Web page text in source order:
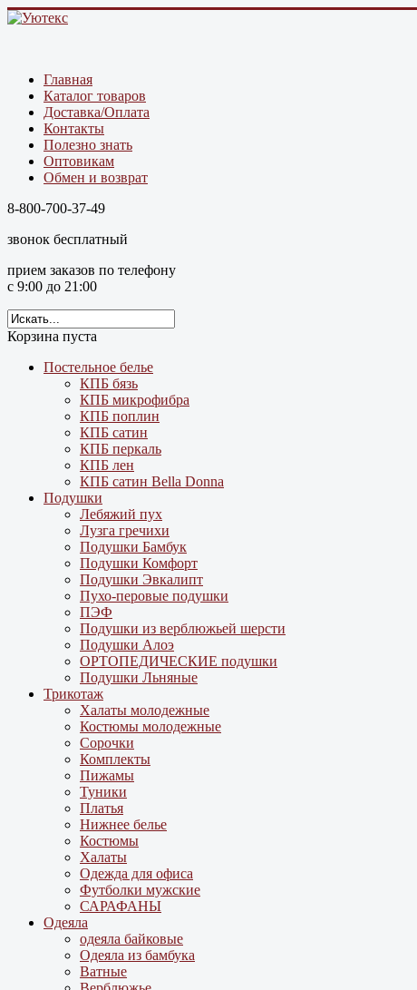
Главная
Каталог товаров
Доставка/Оплата
Контакты
Полезно знать
Оптовикам
Обмен и возврат
8-800-700-37-49
звонок бесплатный
прием заказов по телефону
с 9:00 до 21:00
Корзина пуста
Постельное белье
КПБ бязь
КПБ микрофибра
КПБ поплин
КПБ сатин
КПБ перкаль
КПБ лен
КПБ сатин Bella Donna
Подушки
Лебяжий пух
Лузга гречихи
Подушки Бамбук
Подушки Комфорт
Подушки Эвкалипт
Пухо-перовые подушки
ПЭФ
Подушки из верблюжьей шерсти
Подушки Алоэ
ОРТОПЕДИЧЕСКИЕ подушки
Подушки Льняные
Трикотаж
Халаты молодежные
Костюмы молодежные
Сорочки
Комплекты
Пижамы
Туники
Платья
Нижнее белье
Костюмы
Халаты
Одежда для офиса
Футболки мужские
САРАФАНЫ
Одеяла
одеяла байковые
Одеяла из бамбука
Ватные